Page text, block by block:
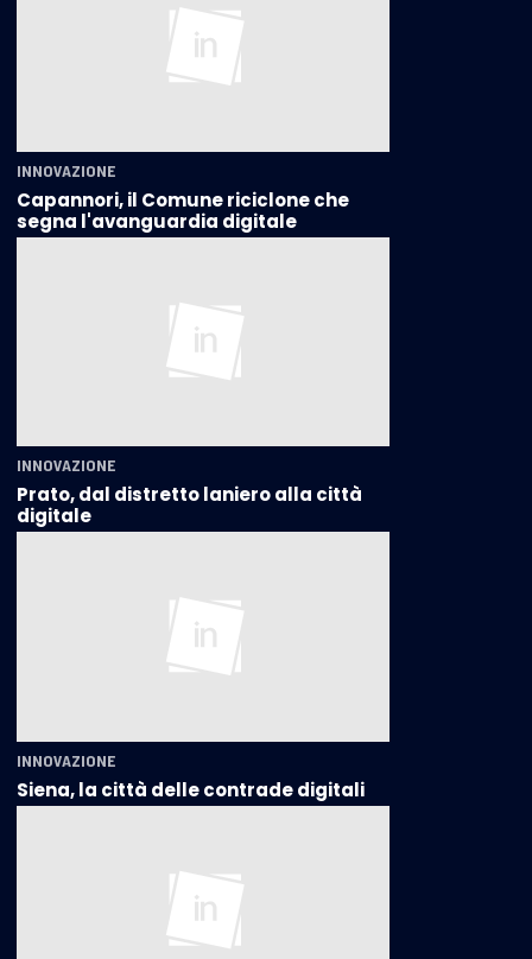
INNOVAZIONE
Capannori, il Comune riciclone che
segna l'avanguardia digitale
INNOVAZIONE
Prato, dal distretto laniero alla città
digitale
INNOVAZIONE
Siena, la città delle contrade digitali